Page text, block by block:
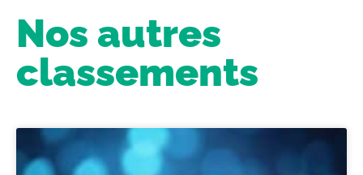
Nos autres
classements